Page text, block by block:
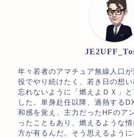
年々若者のアマチュア無線人口
役でやり続けたく、若き日の想
忘れないように「燃えよＤＸ」
した。単身赴任以降、過熱する
和感を覚え、主力だったHFのア
ったこともあり、燃えるような
方が有るんだ。そう思えるよう